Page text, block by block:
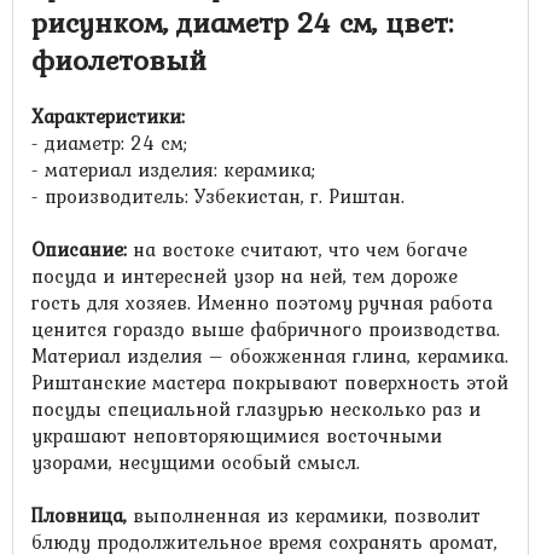
рисунком, диаметр 24 см, цвет:
фиолетовый
Характеристики:
- диаметр: 24 см;
- материал изделия: керамика;
- производитель: Узбекистан, г. Риштан.
Описание: на востоке считают, что чем богаче
посуда и интересней узор на ней, тем дороже
гость для хозяев. Именно поэтому ручная работа
ценится гораздо выше фабричного производства.
Материал изделия – обожженная глина, керамика.
Риштанские мастера покрывают поверхность этой
посуды специальной глазурью несколько раз и
украшают неповторяющимися восточными
узорами, несущими особый смысл.
Пловница, выполненная из керамики, позволит
блюду продолжительное время сохранять аромат,